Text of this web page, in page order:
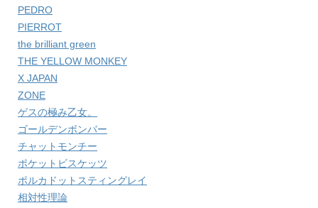
PEDRO
PIERROT
the brilliant green
THE YELLOW MONKEY
X JAPAN
ZONE
ゲスの極み乙女。
ゴールデンボンバー
チャットモンチー
ポケットビスケッツ
ポルカドットスティングレイ
相対性理論